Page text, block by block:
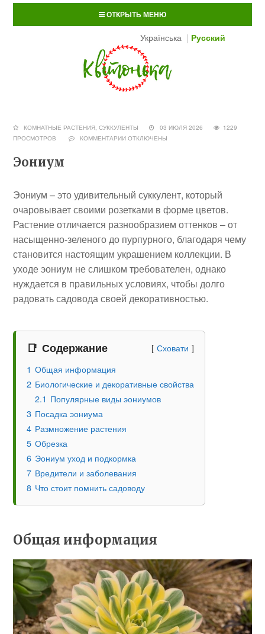
ОТКРЫТЬ МЕНЮ
Українська Русский
КОМНАТНЫЕ РАСТЕНИЯ,СУККУЛЕНТЫ 03 ИЮЛЯ 2026
1229
ПРОСМОТРОВ
КОММЕНТАРИИ ОТКЛЮЧЕНЫ
Эониум
Эониум – это удивительный суккулент, который
очаровывает своими розетками в форме цветов.
Растение отличается разнообразием оттенков – от
насыщенно-зеленого до пурпурного, благодаря чему
становится настоящим украшением коллекции. В
уходе эониум не слишком требователен, однако
нуждается в правильных условиях, чтобы долго
радовать садовода своей декоративностью.
Содержание Сховати
1 Общая информация
2 Биологические и декоративные свойства
2.1 Популярные виды эониумов
3 Посадка эониума
4 Размножение растения
5 Обрезка
6 Эониум уход и подкормка
7 Вредители и заболевания
8 Что стоит помнить садоводу
Общая информация